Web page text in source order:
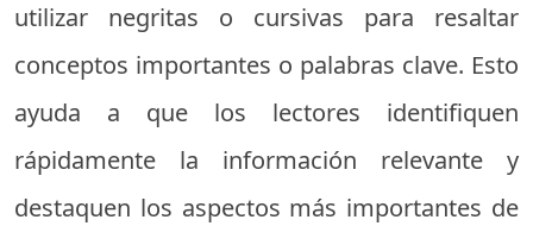
utilizar negritas o cursivas para resaltar
conceptos importantes o palabras clave. Esto
ayuda a que los lectores identifiquen
rápidamente la información relevante y
destaquen los aspectos más importantes de